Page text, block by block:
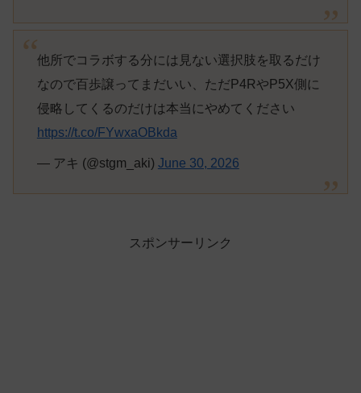
他所でコラボする分には見ない選択肢を取るだけ
なので百歩譲ってまだいい、ただP4RやP5X側に
侵略してくるのだけは本当にやめてください
https://t.co/FYwxaOBkda
— アキ (@stgm_aki) June 30, 2026
スポンサーリンク